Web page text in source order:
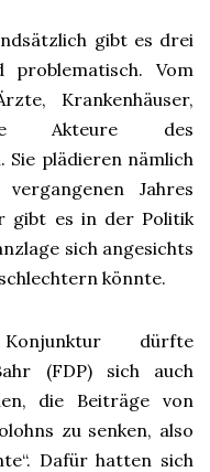
gibt es drei
Vom
Krankenhäuser,
Akteure des
Sie plädieren nämlich
Jahres
gibt es in der Politik
sich angesichts
könnte.
dürfte
(FDP) sich auch
die Beiträge von
zu senken, also
Dafür hatten sich